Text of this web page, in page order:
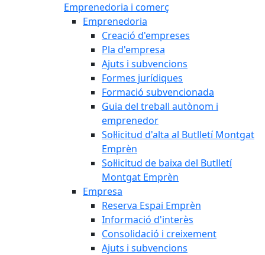
Emprenedoria i comerç
Emprenedoria
Creació d'empreses
Pla d'empresa
Ajuts i subvencions
Formes jurídiques
Formació subvencionada
Guia del treball autònom i
emprenedor
Sol·licitud d'alta al Butlletí Montgat
Emprèn
Sol·licitud de baixa del Butlletí
Montgat Emprèn
Empresa
Reserva Espai Emprèn
Informació d'interès
Consolidació i creixement
Ajuts i subvencions